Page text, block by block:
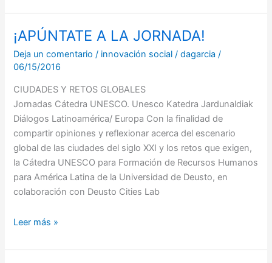
¡APÚNTATE A LA JORNADA!
Deja un comentario / innovación social /dagarcia/
06/15/2016
CIUDADES Y RETOS GLOBALES
Jornadas Cátedra UNESCO. Unesco Katedra Jardunaldiak
Diálogos Latinoamérica/ Europa Con la finalidad de
compartir opiniones y reflexionar acerca del escenario
global de las ciudades del siglo XXI y los retos que exigen,
la Cátedra UNESCO para Formación de Recursos Humanos
para América Latina de la Universidad de Deusto, en
colaboración con Deusto Cities Lab
¡APÚNTATE
A
LA
Leer más »